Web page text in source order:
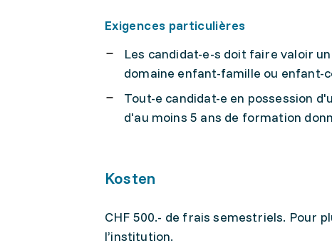
Exigences particulières
Les candidat-e-s doit faire valoir
domaine enfant-famille ou enfant-
Tout-e candidat-e en possession
d'au moins 5 ans de formation
Kosten
CHF 500.- de frais semestriels. Pour
l’institution.